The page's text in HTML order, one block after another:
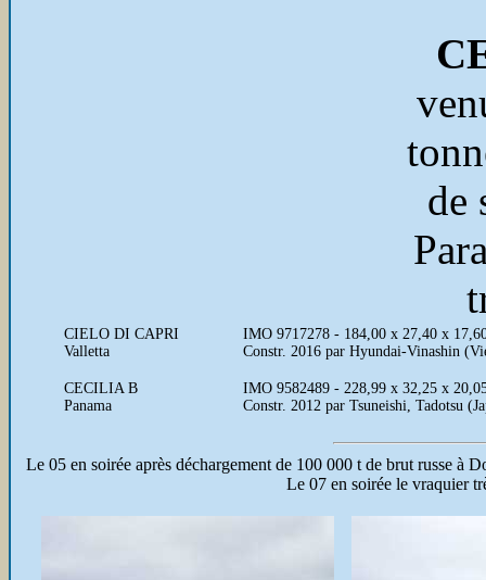
de
CIELO DI CAPRI
Valletta
IMO 9717278 - 184,00 x 27,40 x
Constr. 2016 par Hyundai-Vinashin
CECILIA B
Panama
IMO 9582489 - 228,99 x 32,25 x
Constr. 2012 par Tsuneishi, Tadotsu
Le 05 en soirée après déchargement de 100 000 t de brut russe à
Le 07 en soirée le vraquier très